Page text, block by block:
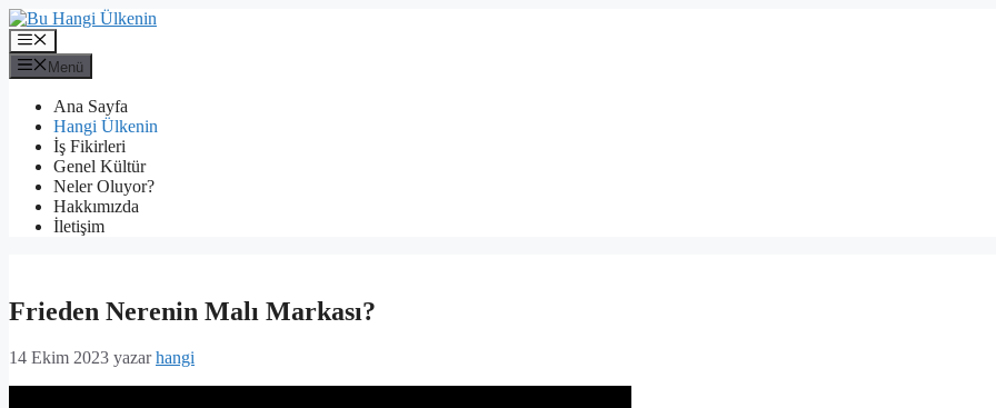
İçeriğe
atla
Menü
Menü
Ana Sayfa
Hangi Ülkenin
İş Fikirleri
Genel Kültür
Neler Oluyor?
Hakkımızda
İletişim
Frieden Nerenin Malı Markası?
14 Ekim 2023 yazarhangi